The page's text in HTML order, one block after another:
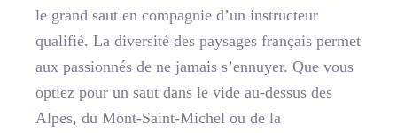
le grand saut en compagnie d’un instructeur
qualifié. La diversité des paysages français permet
aux passionnés de ne jamais s’ennuyer. Que vous
optiez pour un saut dans le vide au-dessus des
Alpes, du Mont-Saint-Michel ou de la